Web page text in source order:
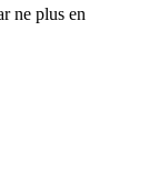
ne plus en